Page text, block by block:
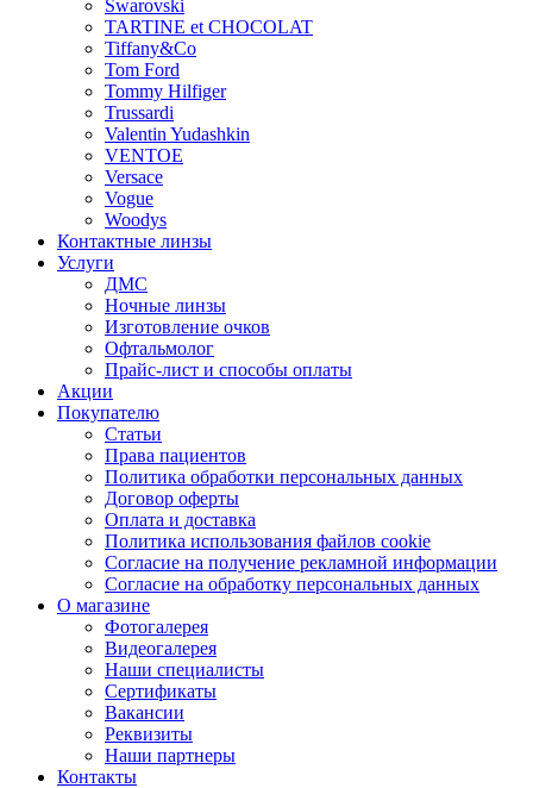
Swarovski
TARTINE et CHOCOLAT
Tiffany&Co
Tom Ford
Tommy Hilfiger
Trussardi
Valentin Yudashkin
VENTOE
Versace
Vogue
Woodys
Контактные линзы
Услуги
ДМС
Ночные линзы
Изготовление очков
Офтальмолог
Прайс-лист и способы оплаты
Акции
Покупателю
Статьи
Права пациентов
Политика обработки персональных данных
Договор оферты
Оплата и доставка
Политика использования файлов cookie
Согласие на получение рекламной информации
Согласие на обработку персональных данных
О магазине
Фотогалерея
Видеогалерея
Наши специалисты
Сертификаты
Вакансии
Реквизиты
Наши партнеры
Контакты